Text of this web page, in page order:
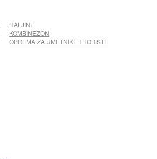
HALJINE
KOMBINEZON
OPREMA ZA UMETNIKE I HOBISTE